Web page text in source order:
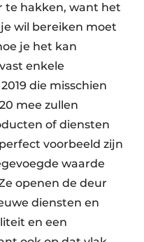
te hakken, want het
wil bereiken moet
je het kan
enkele
die misschien
mee zullen
of diensten
voorbeeld zijn
waarde
openen de deur
diensten en
en een